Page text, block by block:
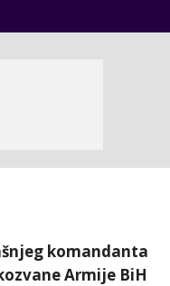
komandanta
Armije BiH